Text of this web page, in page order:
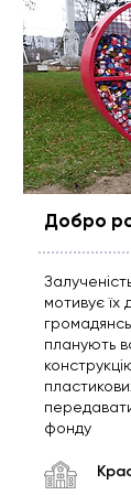
Добро
мотивує їх
планують
фонду